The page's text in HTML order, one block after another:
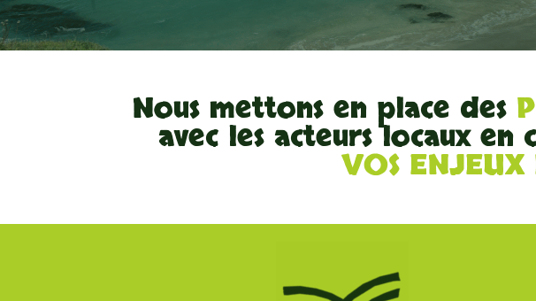
Nous mettons en place des
avec les acteurs locaux en
VOS